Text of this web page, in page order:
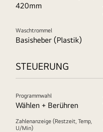
420mm
Waschtrommel
Basisheber (Plastik)
STEUERUNG
Programmwahl
Wählen + Berühren
Zahlenanzeige (Restzeit, Temp,
U/Min)